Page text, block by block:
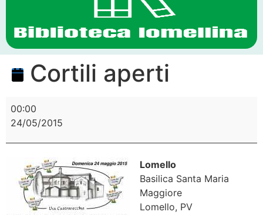
Cortili aperti
00:00
24/05/2015
Lomello
Basilica Santa Maria
Maggiore
Lomello, PV